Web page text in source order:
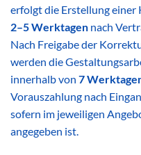
erfolgt die Erstellung
2–5 Werktagen nach
Nach Freigabe der
werden die
innerhalb von 7
Vorauszahlung nach
sofern im jeweiligen
angegeben ist.